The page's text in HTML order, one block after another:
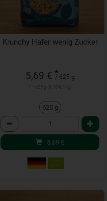
Krunchy Hafer wenig Zucker
5,69 € *
/ 625 g
625 g
Anzahl
5,69 €